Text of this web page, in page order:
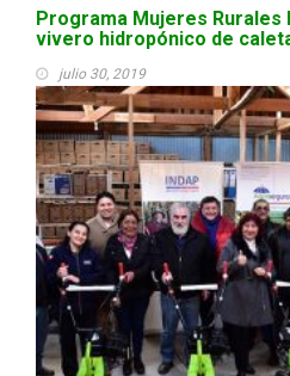
Programa Mujeres
vivero hidropónico de
julio 30, 2019